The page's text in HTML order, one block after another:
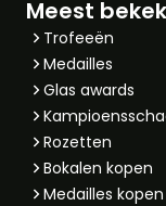
Meest
Trofeeën
Medailles
Glas awards
Rozetten
Bokalen kopen
Medailles kopen